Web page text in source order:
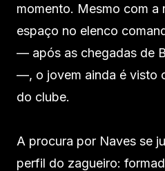
momento. Mesmo com a
espaço no elenco
— após as chegadas de
—, o jovem ainda é visto
do clube.
A procura por Naves se
perfil do zagueiro: